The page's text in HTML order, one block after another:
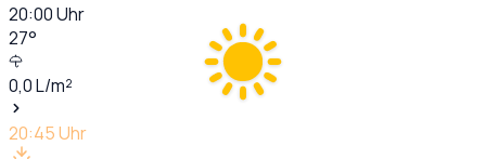
20:00Uhr
27°
0,0L/m²
20:45Uhr